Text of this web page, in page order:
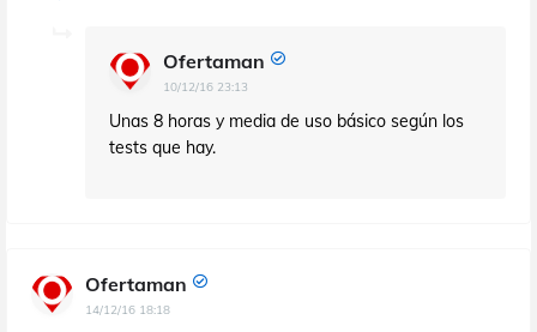
Ofertaman
10/12/16 23:13
Unas 8 horas y media de uso básico según los
tests que hay.
Ofertaman
14/12/16 18:18